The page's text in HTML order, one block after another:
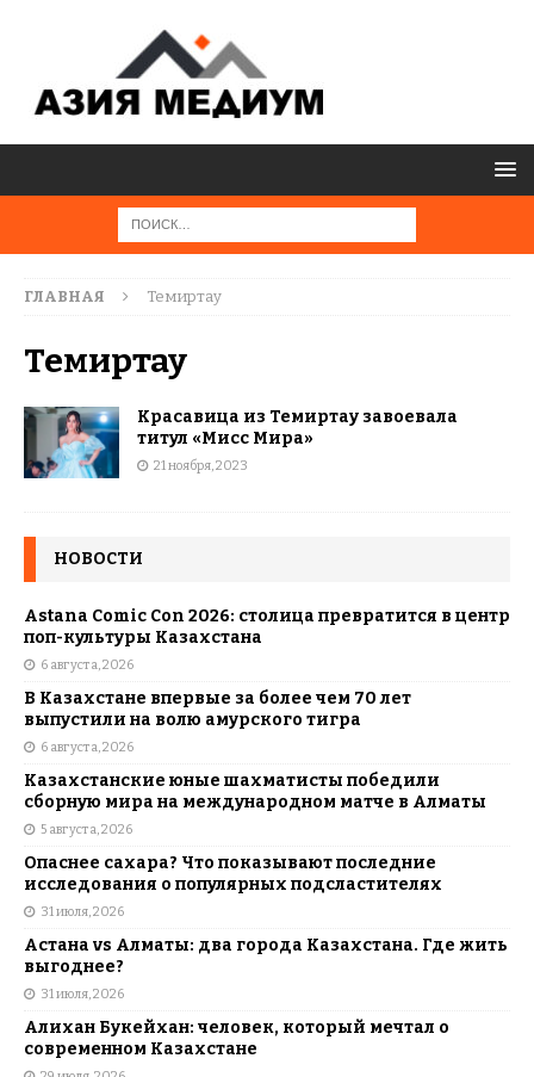
ГЛАВНАЯ Темиртау
Темиртау
Красавица из Темиртау завоевала
титул «Мисс Мира»
21 ноября, 2023
НОВОСТИ
Astana Comic Con 2026: столица превратится в центр
поп-культуры Казахстана
6 августа, 2026
В Казахстане впервые за более чем 70 лет
выпустили на волю амурского тигра
6 августа, 2026
Казахстанские юные шахматисты победили
сборную мира на международном матче в Алматы
5 августа, 2026
Опаснее сахара? Что показывают последние
исследования о популярных подсластителях
31 июля, 2026
Астана vs Алматы: два города Казахстана. Где жить
выгоднее?
31 июля, 2026
Алихан Букейхан: человек, который мечтал о
современном Казахстане